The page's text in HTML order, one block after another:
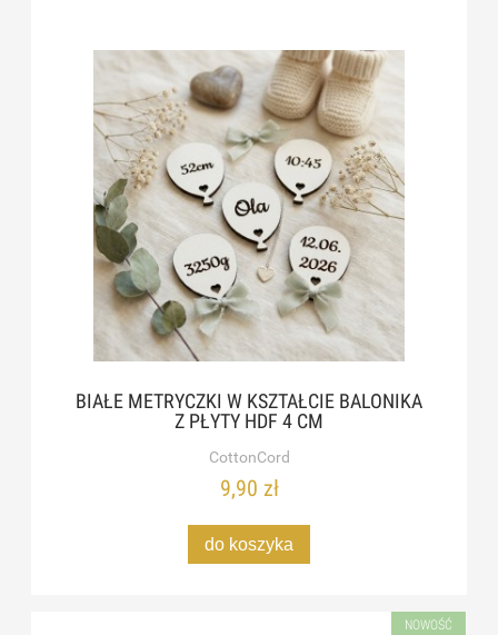
BIAŁE METRYCZKI W KSZTAŁCIE BALONIKA
Z PŁYTY HDF 4 CM
CottonCord
9,90 zł
do koszyka
NOWOŚĆ